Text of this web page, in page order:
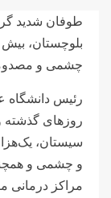
طوفان شدید
چشمی و
رئیس دانشگاه
روزهای
و چشمی و
مراکز درمانی